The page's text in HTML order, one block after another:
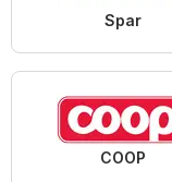
Spar
COOP